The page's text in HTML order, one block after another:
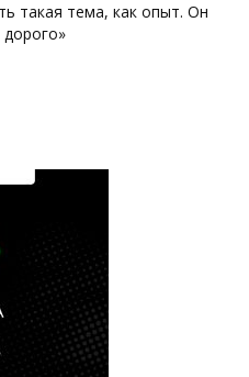
такая тема, как опыт. Он